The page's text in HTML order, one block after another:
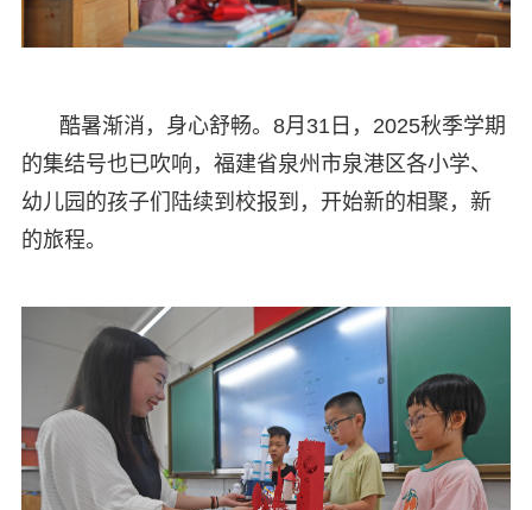
酷暑渐消，身心舒畅。8月31日，2025秋季学期
的集结号也已吹响，福建省泉州市泉港区各小学、
幼儿园的孩子们陆续到校报到，开始新的相聚，新
的旅程。